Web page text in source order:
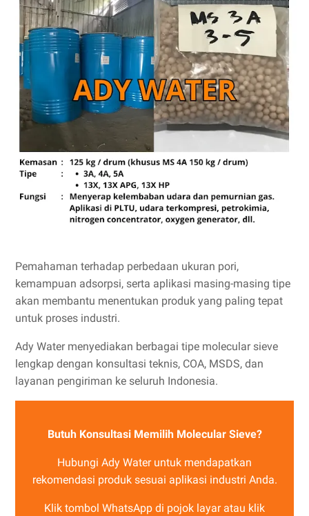
Pemahaman terhadap perbedaan ukuran pori,
kemampuan adsorpsi, serta aplikasi masing-masing tipe
akan membantu menentukan produk yang paling tepat
untuk proses industri.
Ady Water menyediakan berbagai tipe molecular sieve
lengkap dengan konsultasi teknis, COA, MSDS, dan
layanan pengiriman ke seluruh Indonesia.
Butuh Konsultasi Memilih Molecular Sieve?
Hubungi Ady Water untuk mendapatkan
rekomendasi produk sesuai aplikasi industri Anda.
Klik tombol WhatsApp di pojok layar atau klik